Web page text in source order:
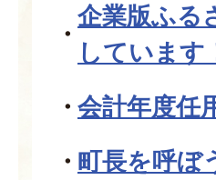
企業版ふる
しています
会計年度任
町長を呼ぼ